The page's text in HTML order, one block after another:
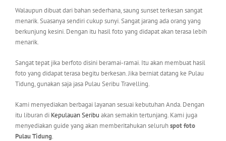
Walaupun dibuat dari bahan sederhana, saung sunset terkesan sangat
menarik. Suasanya sendiri cukup sunyi. Sangat jarang ada orang yang
berkunjung kesini. Dengan itu hasil foto yang didapat akan terasa lebih
menarik.
Sangat tepat jika berfoto disini beramai-ramai. Itu akan membuat hasil
foto yang didapat terasa begitu berkesan. Jika berniat datang ke Pulau
Tidung, gunakan saja jasa Pulau Seribu Travelling.
Kami menyediakan berbagai layanan sesuai kebutuhan Anda. Dengan
itu liburan di Kepulauan Seribu akan semakin tertunjang. Kami juga
menyediakan guide yang akan memberitahukan seluruhspot foto
Pulau Tidung.